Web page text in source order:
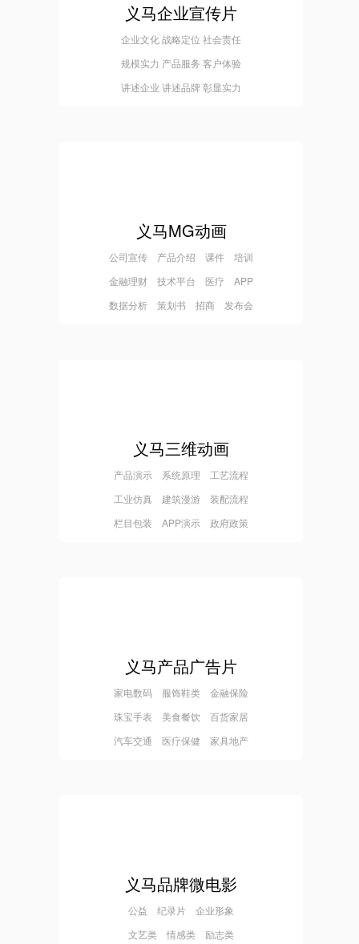
义马企业宣传片
企业文化 战略定位 社会责任
规模实力 产品服务 客户体验
讲述企业 讲述品牌 彰显实力
义马MG动画
公司宣传 产品介绍 课件 培训
金融理财 技术平台 医疗 APP
数据分析 策划书 招商 发布会
义马三维动画
产品演示 系统原理 工艺流程
工业仿真 建筑漫游 装配流程
栏目包装 APP演示 政府政策
义马产品广告片
家电数码 服饰鞋类 金融保险
珠宝手表 美食餐饮 百货家居
汽车交通 医疗保健 家具地产
义马品牌微电影
公益 纪录片 企业形象
文艺类 情感类 励志类